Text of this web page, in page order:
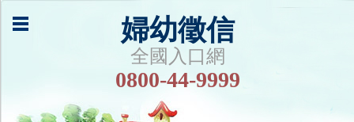
婦幼徵信
全國入口網
0800-44-9999